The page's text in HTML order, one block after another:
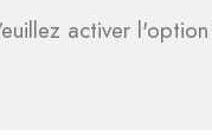
activer l'option